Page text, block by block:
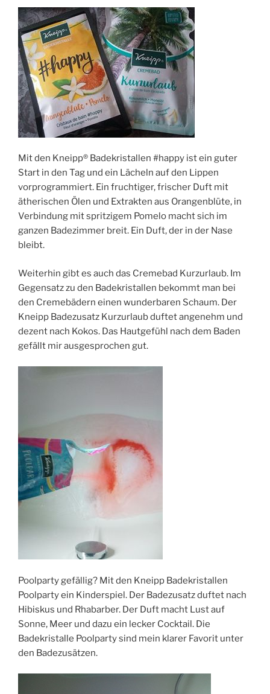
Mit den Kneipp® Badekristallen #happy ist ein guter
Start in den Tag und ein Lächeln auf den Lippen
vorprogrammiert. Ein fruchtiger, frischer Duft mit
ätherischen Ölen und Extrakten aus Orangenblüte, in
Verbindung mit spritzigem Pomelo macht sich im
ganzen Badezimmer breit. Ein Duft, der in der Nase
bleibt.
Weiterhin gibt es auch das Cremebad Kurzurlaub. Im
Gegensatz zu den Badekristallen bekommt man bei
den Cremebädern einen wunderbaren Schaum. Der
Kneipp Badezusatz Kurzurlaub duftet angenehm und
dezent nach Kokos. Das Hautgefühl nach dem Baden
gefällt mir ausgesprochen gut.
Poolparty gefällig? Mit den Kneipp Badekristallen
Poolparty ein Kinderspiel. Der Badezusatz duftet nach
Hibiskus und Rhabarber. Der Duft macht Lust auf
Sonne, Meer und dazu ein lecker Cocktail. Die
Badekristalle Poolparty sind mein klarer Favorit unter
den Badezusätzen.